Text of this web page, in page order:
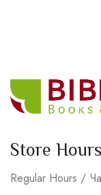
Store Hours
Regular Hours /